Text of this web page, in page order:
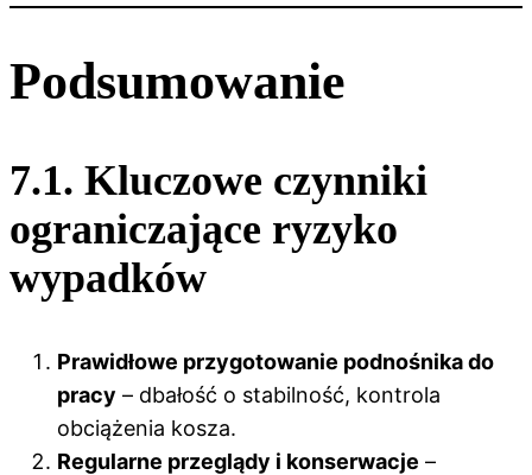
Podsumowanie
7.1. Kluczowe czynniki
ograniczające ryzyko
wypadków
Prawidłowe przygotowanie podnośnika do
pracy – dbałość o stabilność, kontrola
obciążenia kosza.
Regularne przeglądy i konserwacje –